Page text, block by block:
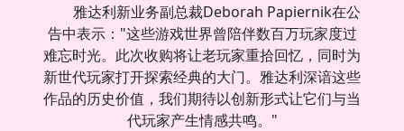
雅达利新业务副总裁Deborah Papiernik在公
告中表示："这些游戏世界曾陪伴数百万玩家度过
难忘时光。此次收购将让老玩家重拾回忆，同时为
新世代玩家打开探索经典的大门。雅达利深谙这些
作品的历史价值，我们期待以创新形式让它们与当
代玩家产生情感共鸣。"